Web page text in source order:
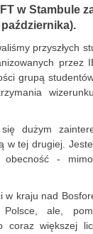
w Stambule
przyszłych
przez
grupą
dużym
w tej drugiej.
obecność -
kraju nad
ale,
większej